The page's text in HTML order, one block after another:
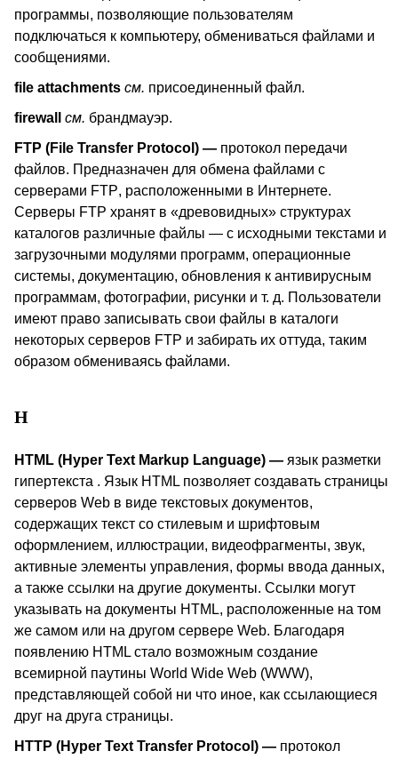
программы, позволяющие пользователям
подключаться к компьютеру, обмениваться файлами и
сообщениями.
file attachments см. присоединенный файл.
firewall см. брандмауэр.
FTP (File Transfer Protocol ) — протокол передачи
файлов. Предназначен для обмена файлами с
серверами FTP, расположенными в Интернете.
Серверы FTP хранят в «древовидных» структурах
каталогов различные файлы — с исходными текстами и
загрузочными модулями программ, операционные
системы, документацию, обновления к антивирусным
программам, фотографии, рисунки и т. д. Пользователи
имеют право записывать свои файлы в каталоги
некоторых серверов FTP и забирать их оттуда, таким
образом обмениваясь файлами.
H
HTML (Hyper Text Markup Language) — язык разметки
гипертекста . Язык HTML позволяет создавать страницы
серверов Web в виде текстовых документов,
содержащих текст со стилевым и шрифтовым
оформлением, иллюстрации, видеофрагменты, звук,
активные элементы управления, формы ввода данных,
а также ссылки на другие документы. Ссылки могут
указывать на документы HTML, расположенные на том
же самом или на другом сервере Web. Благодаря
появлению HTML стало возможным создание
всемирной паутины World Wide Web (WWW),
представляющей собой ни что иное, как ссылающиеся
друг на друга страницы.
HTTP (Hyper Text Transfer Protocol) — протокол